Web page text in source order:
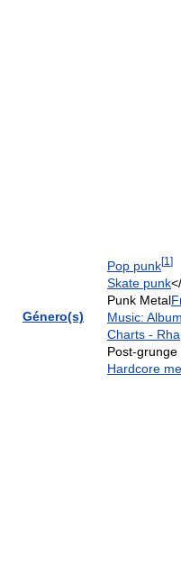
Género(s)
Pop punk[1 ]
Skate punk
Punk Metal
Music:
Charts -
Post-grunge
Hardcore